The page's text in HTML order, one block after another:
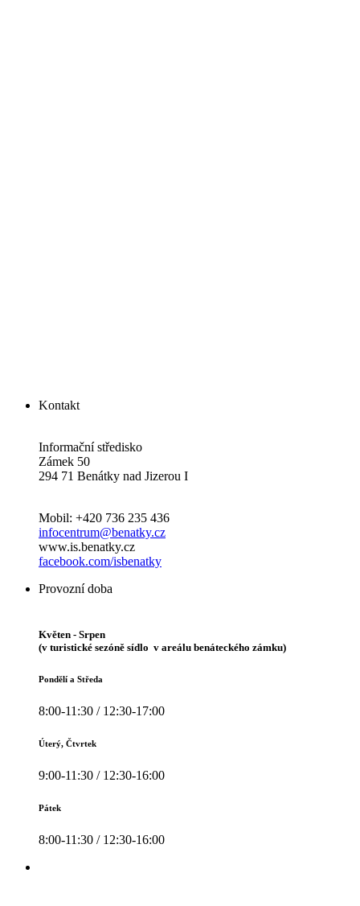
Kontakt
Informační středisko
Zámek 50
294 71 Benátky nad Jizerou I
Mobil: +420 736 235 436
infocentrum@benatky.cz
www.is.benatky.cz
facebook.com/isbenatky
Provozní doba
Květen - Srpen
(v turistické sezóně sídlo v areálu benáteckého zámku)
Pondělí a Středa
8:00-11:30 / 12:30-17:00
Úterý, Čtvrtek
9:00-11:30 / 12:30-16:00
Pátek
8:00-11:30 / 12:30-16:00